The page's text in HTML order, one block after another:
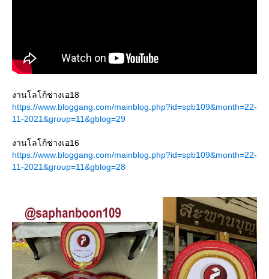
งานโลโก้ช่างเอ18
https://www.bloggang.com/mainblog.php?id=spb109&month=22-
11-2021&group=11&gblog=29
งานโลโก้ช่างเอ16
https://www.bloggang.com/mainblog.php?id=spb109&month=22-
11-2021&group=11&gblog=28